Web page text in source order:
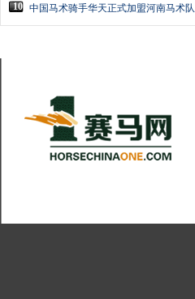
10 中国马术骑手华天正式加盟河南马术队